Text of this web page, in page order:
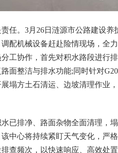
任。3月26日涟源市公路建设
配机械设备赶赴险情现场，全
工协作，首先对积水路段进行
面整洁与排水功能;同时针对
塌方土石清运、边坡清理作业
已排净、路面杂物全面清理，
中心将持续紧盯天气变化，严
查频次，以快速响应、高效处